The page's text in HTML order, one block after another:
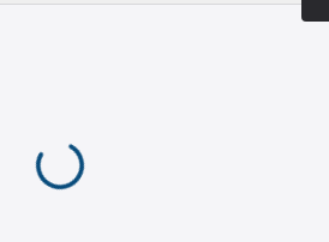
Datum:2024-11-